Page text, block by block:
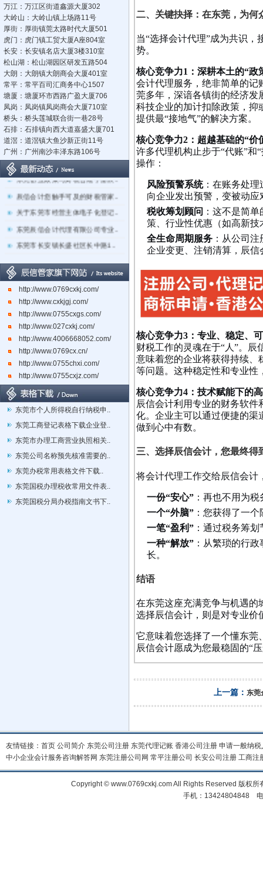
万江：万江区街道鑫源大厦302
大岭山：大岭山镇上场路11号
厚街：厚街镇莞太路时代大厦501
虎门：虎门镇工贸大厦A座804室
长安：长安镇名店大厦3楼310室
松山湖：松山湖园区研发五路504
大朗：大朗镇大朗商会大厦401室
常平：常平百司汇商务中心1507
塘厦：塘厦环市西路广盈大厦706
凤岗：凤岗镇凤岗商会大厦710室
桥头：桥头莲城联合街一巷28号
石排：石排镇向西大道嘉盛大厦701
道滘：道滘镇大鱼沙新正街11号
广州：广州南沙丰泽东路106号
立足莞深，辐射湾区：东莞市辰..
东莞创业政策与财税合规手册辰..
辰信会计您触手可及的财税管家..
关于东莞市经营主体电子化登记..
东莞辰信会计代理有限公司专业..
东莞市长安镇长盛社区长中路1..
http://www.0769cxkj.com/
http://www.cxkjgj.com/
http://www.0755cxgs.com/
http://www.027cxkj.com/
http://www.4006668052.com/
http://www.0769cx.cn/
http://www.0755chxi.com/
http://www.0755cxjz.com/
东莞市个人所得税自行纳税申..
东莞工商登记表格下载企业登..
东莞市办理工商营业执照相关..
东莞公司名称预先核准需要的..
东莞办税常用表格文件下载..
东莞国税办理税收常用文件表..
东莞国税分局办税指南文书下..
二、关键抉择：在东莞，为何
当“选择会计代理”成为共识，
势。
核心竞争力1：深耕本土的“政
会计代理服务，绝非简单的记
莞多年，深谙各镇街的经济发
科技企业的加计扣除政策，抑
提供最“接地气”的解决方案。
核心竞争力2：超越基础的“价
许多代理机构止步于“代账”和
操作：
风险预警系统：在账务处理
向企业发出预警，变被动应
税收筹划顾问 ：这不是简
策、行业性优惠（如高新
全生命周期服务 ：从公司
企业变更、注销清算，辰
核心竞争力3：专业、稳定、
财税工作的灵魂在于“人”。
意味着您的企业将获得持续、
等问题。这种稳定性和专业性
核心竞争力4：技术赋能下的
辰信会计利用专业的财务软
化。企业主可以通过便捷的渠
做到心中有数。
三、选择辰信会计，您最终得
将会计代理工作交给辰信会计
一份“安心” ：再也不用为
一个“外脑” ：您获得了一
一笔“盈利” ：通过税务筹
一种“解放” ：从繁琐的行
长。
结语
在东莞这座充满竞争与机遇的
选择辰信会计，则是对专业价
它意味着您选择了一个懂东莞
辰信会计愿成为您最稳固的“
上一篇： 东莞
友情链接： 首页 公司简介 东莞公司注册 东莞代理记账 香港公司注册 申请一般纳税
中小企业会计服务咨询解答网 东莞注册公司网 常平注册公司 长安公司注册 工商注
Copyright © www.0769cxkj.com All Rights Reserved 版权
手机：13424804848